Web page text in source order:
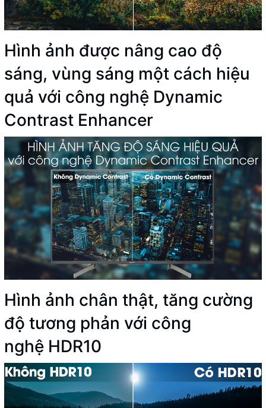
Hình ảnh được nâng cao độ
sáng, vùng sáng một cách hiệu
quả với công nghệ Dynamic
Contrast Enhancer
Hình ảnh chân thật, tăng cường
độ tương phản với công
nghệ HDR10